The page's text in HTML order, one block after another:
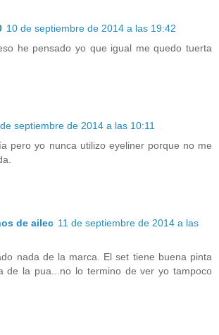
10 de septiembre de 2014 a las 19:42
he pensado yo que igual me quedo tuerta
septiembre de 2014 a las 10:11
pero yo nunca utilizo eyeliner porque no me
de ailec 11 de septiembre de 2014 a las
nada de la marca. El set tiene buena pinta
de la pua...no lo termino de ver yo tampoco